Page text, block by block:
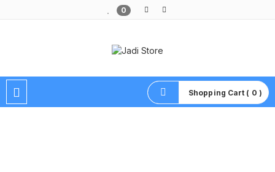
0
Shopping Cart ( 0 )